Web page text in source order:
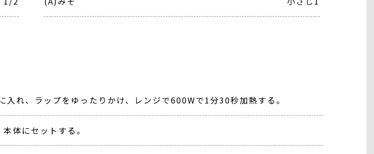
れ、ラップをゆったりかけ、レンジで600Wで1分30秒加熱する。
体にセットする。